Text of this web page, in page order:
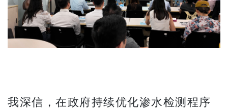
我深信，在政府持续优化渗水检测程序